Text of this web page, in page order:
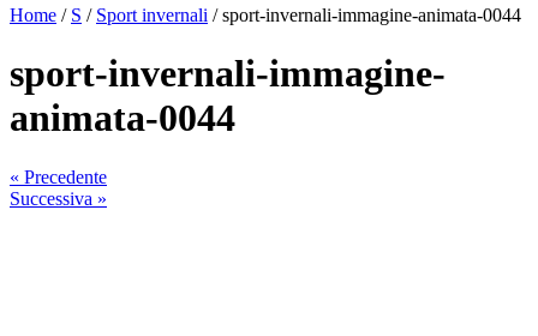
Home / S / Sport invernali / sport-invernali-immagine-animata-0044
sport-invernali-immagine-
animata-0044
« Precedente
Successiva »